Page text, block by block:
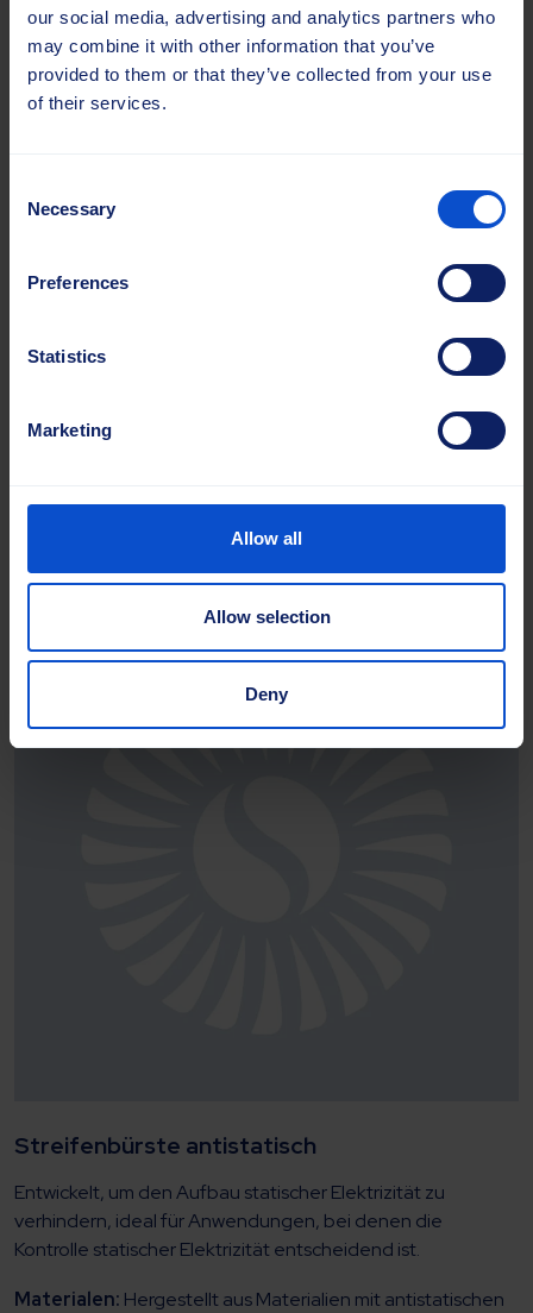
our social media, advertising and analytics partners who
may combine it with other information that you’ve
provided to them or that they’ve collected from your use
of their services.
Selection
Necessary
Preferences
Statistics
Marketing
Allow all
Allow selection
Deny
Korpus aus Streifensperrholz
Ideal für Anwendungen, die ein robustes, traditionelles
Design erfordern. Die Konfiguration mit Holzkörper
wodurch sie sich für Kehr- und Industrieanwendungen
Materialen:Sperrholzkörper mit verschiedenen
Streifenbürste antistatisch
Entwickelt, um den Aufbau statischer Elektrizität zu
verhindern, ideal für Anwendungen, bei denen die
Kontrolle statischer Elektrizität entscheidend ist.
Materialen: Hergestellt aus Materialien mit antistatischen